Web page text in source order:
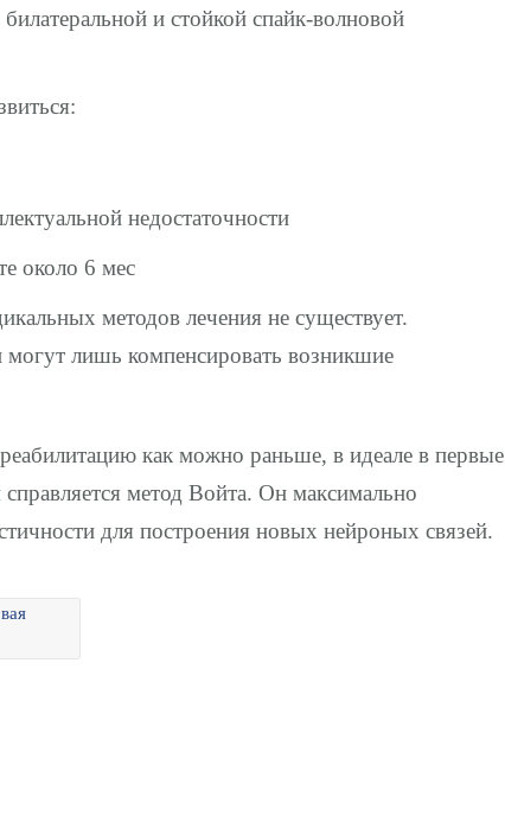
и стойкой спайк-волновой
недостаточности
около 6 мес
методов лечения не существует.
лишь компенсировать возникшие
как можно раньше, в идеале в первые
метод Войта. Он максимально
для построения новых нейроных связей.